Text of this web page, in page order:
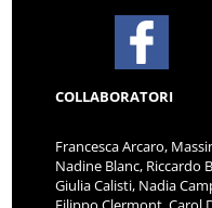
COLLABORATORI
Francesca Arcaro,
Nadine Blanc, Riccardo
Giulia Calisti, Nadia